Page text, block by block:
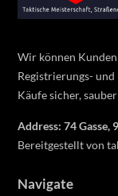
Wir können
Registrierungs-
Käufe sicher,
Address: 74
Bereitgestellt von
Navigate